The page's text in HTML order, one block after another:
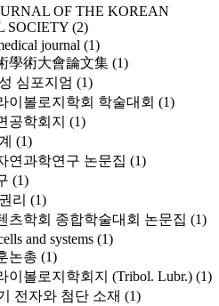
OF THE KOREAN
SOCIETY (2)
journal (1)
學術大會論文集 (1)
심포지엄 (1)
이볼로지학회 학술대회 (1)
공학회지 (1)
(1)
연과학연구 논문집 (1)
(1)
리 (1)
츠학회 종합학술대회 논문집 (1)
and systems (1)
논총 (1)
이볼로지학회지 (Tribol. Lubr.) (1)
전자와 첨단 소재 (1)